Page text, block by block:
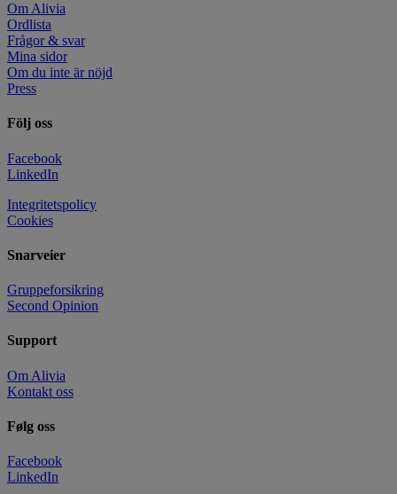
Om Alivia
Ordlista
Frågor & svar
Mina sidor
Om du inte är nöjd
Press
Följ oss
Facebook
LinkedIn
Integritetspolicy
Cookies
Snarveier
Gruppeforsikring
Second Opinion
Support
Om Alivia
Kontakt oss
Følg oss
Facebook
LinkedIn